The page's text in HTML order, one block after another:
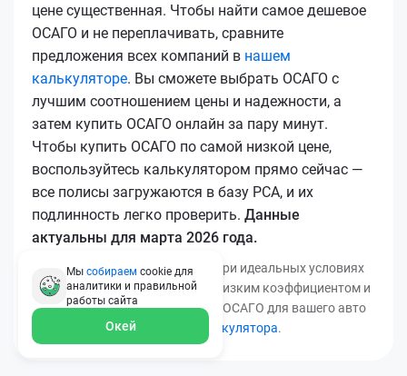
цене существенная. Чтобы найти самое дешевое
ОСАГО и не переплачивать, сравните
предложения всех компаний в нашем
калькуляторе. Вы сможете выбрать ОСАГО с
лучшим соотношением цены и надежности, а
затем купить ОСАГО онлайн за пару минут.
Чтобы купить ОСАГО по самой низкой цене,
воспользуйтесь калькулятором прямо сейчас —
все полисы загружаются в базу РСА, и их
подлинность легко проверить. Данные
актуальны для марта 2026 года.
*Минимальная цена получена при идеальных условиях
(безаварийный стаж, регион с низким коэффициентом и
т.д.). Узнать точную стоимость ОСАГО для вашего авто
можно с помощью
нашего калькулятора.
Мы собираем cookie для
аналитики и правильной
работы сайта
Окей